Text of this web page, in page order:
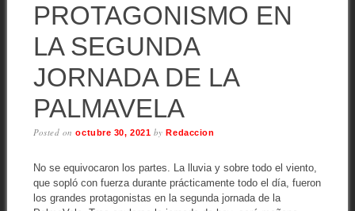
PROTAGONISMO EN
LA SEGUNDA
JORNADA DE LA
PALMAVELA
Posted onoctubre 30, 2021 byRedaccion
No se equivocaron los partes. La lluvia y sobre todo el viento,
que sopló con fuerza durante prácticamente todo el día, fueron
los grandes protagonistas en la segunda jornada de la